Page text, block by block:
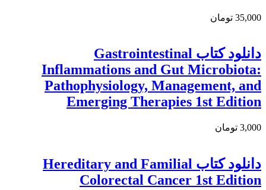
35,000 تومان
دانلود كتاب Gastrointestinal
Inflammations and Gut Microbiota:
Pathophysiology, Management, and
Emerging Therapies 1st Edition
3,000 تومان
دانلود كتاب Hereditary and Familial
Colorectal Cancer 1st Edition